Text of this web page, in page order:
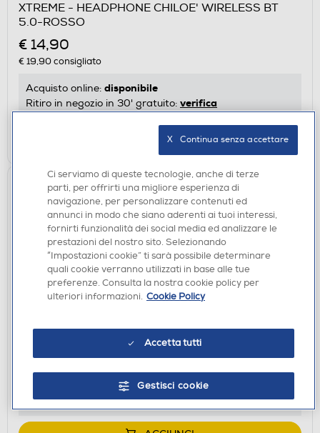
XTREME - HEADPHONE CHILOE' WIRELESS BT
5.0-ROSSO
€ 14,90
€ 19,90consigliato
Acquisto online: disponibile
Ritiro in negozio in 30' gratuito: verifica
AGGIUNGI
€ 27,90consigliato
disponibile
Ritiro in negozio in 30' gratuito:verifica
Ci serviamo di queste tecnologie, anche di terze
parti, per offrirti una migliore esperienza di
navigazione, per personalizzare contenuti ed
annunci in modo che siano aderenti ai tuoi interessi,
fornirti funzionalità dei social media ed analizzare le
prestazioni del nostro sito. Selezionando
“Impostazioni cookie” ti sarà possibile determinare
quali cookie verranno utilizzati in base alle tue
preferenze. Consulta la nostra cookie policy per
ulteriori informazioni. Cookie Policy
Accetta tutti
Gestisci cookie
X   Continua senza accettare